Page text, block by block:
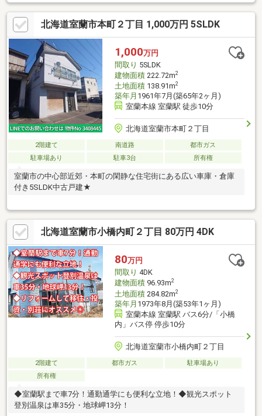
北海道室蘭市本町２丁目 1,000万円 5SLDK
1,000万円
間取り 5SLDK
建物面積222.72m2
土地面積138.91m2
築年月 1961年7月(築65年2ヶ月)
室蘭本線 室蘭駅 徒歩10分
北海道室蘭市本町２丁目
2階建て 南道路
都市ガス
駐車場あり
駐車3台 所有権
室蘭市の中心部近郊・本町の閑静な住宅街にある広い車庫・倉庫
付き5SLDK中古戸建★
北海道室蘭市小橋内町２丁目 80万円 4DK
80万円
間取り 4DK
建物面積96.93m2
土地面積284.82m2
築年月 1973年8月(築53年1ヶ月)
室蘭本線 室蘭駅 バス6分/「小橋
内」バス停 停歩10分
北海道室蘭市小橋内町２丁目
2階建て 都市ガス
駐車場あり
所有権
◆室蘭駅まで車7分！通勤通学にも便利な立地！◆観光スポット
登別温泉は車35分・地球岬13分！